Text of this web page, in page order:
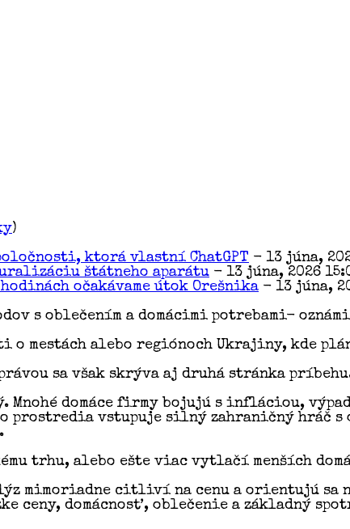
)
ktorá vlastní ChatGPT - 13 júna,
štátneho aparátu - 13 júna, 2026
očakávame útok Orešnika - 13 júna,
s oblečením a domácimi potrebami-
o mestách alebo regiónoch Ukrajiny, kde
sa však skrýva aj druhá stránka
Mnohé domáce firmy bojujú s infláciou,
vstupuje silný zahraničný hráč s
trhu, alebo ešte viac vytlačí menších
mimoriadne citliví na cenu a orientujú sa
ceny, domácnosť, oblečenie a základný